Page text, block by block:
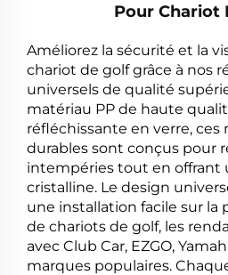
Pour Chariot
Améliorez la sécurité et la
chariot de golf grâce à nos
universels de qualité
matériau PP de haute
réfléchissante en verre, ces
durables sont conçus pour
intempéries tout en offrant
cristalline. Le design
une installation facile sur la
de chariots de golf, les
avec Club Car, EZGO,
marques populaires.